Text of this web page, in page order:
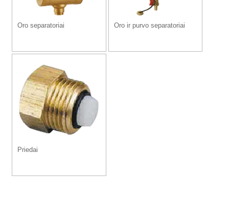
Oro separatoriai Oro ir purvo separatoriai
Priedai